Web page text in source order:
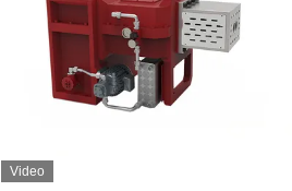
Video